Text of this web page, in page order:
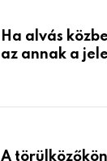
Ha alvás
az annak a
A